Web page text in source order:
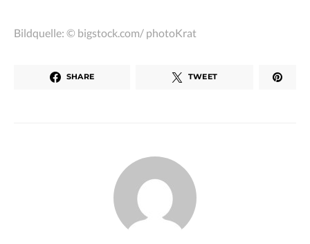
Bildquelle: © bigstock.com/ photoKrat
SHARE TWEET